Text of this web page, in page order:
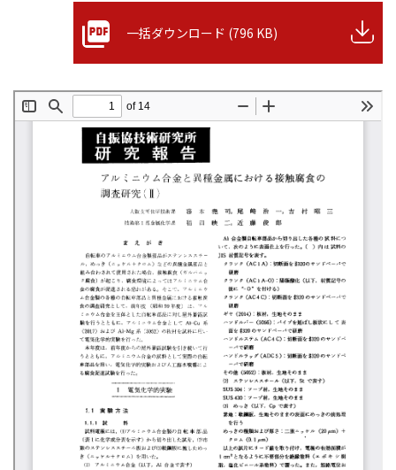
一括ダウンロード (796 KB)